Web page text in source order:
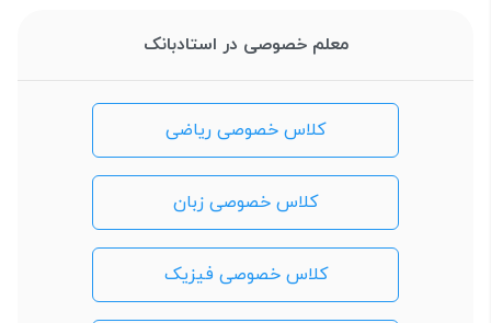
معلم خصوصی در استادبانک
کلاس خصوصی ریاضی
کلاس خصوصی زبان
کلاس خصوصی فیزیک